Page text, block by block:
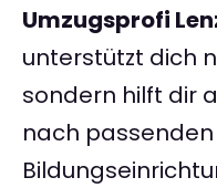
Umzugsprofi
unterstützt dich
sondern hilft dir
nach passenden